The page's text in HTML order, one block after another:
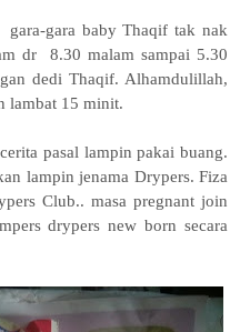
gara baby Thaqif tak nak
dr 8.30 malam sampai 5.30
dedi Thaqif. Alhamdulillah,
lambat 15 minit.
pasal lampin pakai buang.
lampin jenama Drypers. Fiza
Club.. masa pregnant join
drypers new born secara